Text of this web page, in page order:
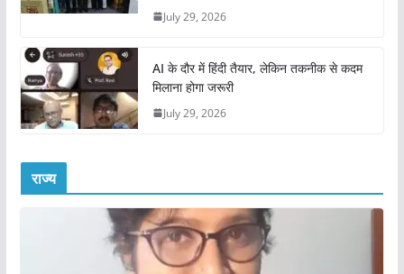
July 29, 2026
AI के दौर में हिंदी तैयार, लेकिन तकनीक से कदम
मिलाना होगा जरूरी
July 29, 2026
राज्य